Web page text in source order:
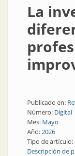
La
Publicado en:
Número: Digital
Mes: Mayo
Año:2026
Tipo de artículo:
Descripción de